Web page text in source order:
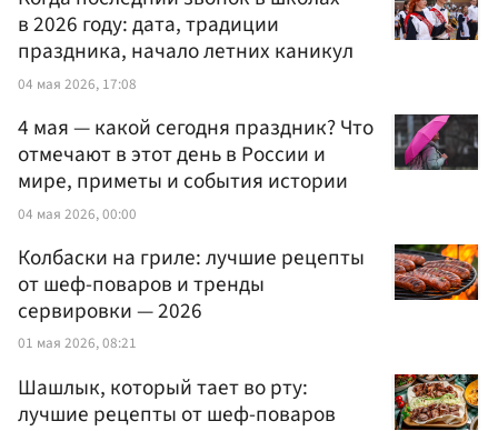
в 2026 году: дата, традиции
праздника, начало летних каникул
04 мая 2026, 17:08
4 мая — какой сегодня праздник? Что
отмечают в этот день в России и
мире, приметы и события истории
04 мая 2026, 00:00
Колбаски на гриле: лучшие рецепты
от шеф-поваров и тренды
сервировки — 2026
01 мая 2026, 08:21
Шашлык, который тает во рту:
лучшие рецепты от шеф-поваров